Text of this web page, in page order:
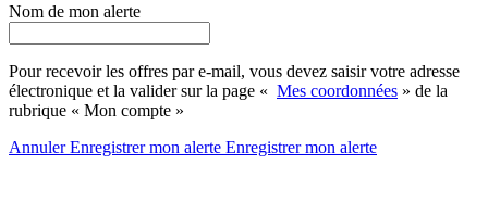
Nom de mon alerte
Pour recevoir les offres par e-mail, vous devez saisir votre adresse
électronique et la valider sur la page « Mes coordonnées » de la
rubrique « Mon compte »
AnnulerEnregistrer mon alerte Enregistrermon alerte